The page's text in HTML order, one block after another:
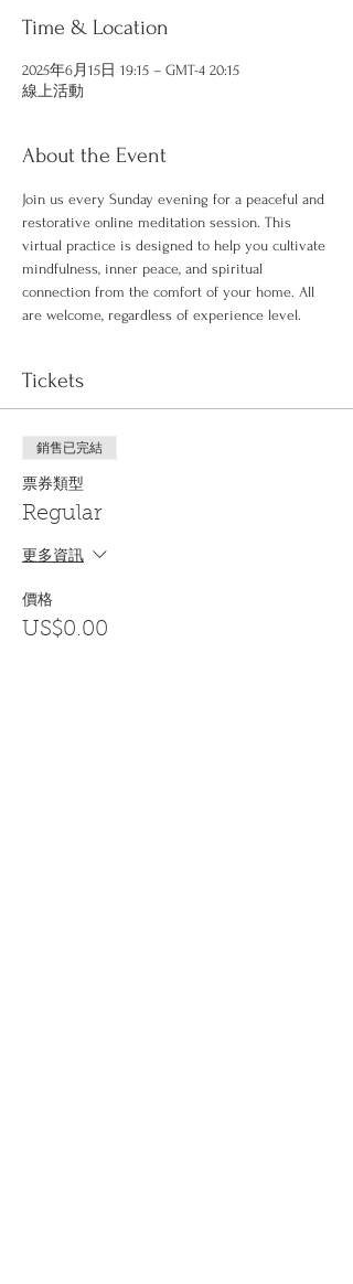
Time & Location
2025年6月15日 19:15 – GMT-4 20:15
線上活動
About the Event
Join us every Sunday evening for a peaceful and
restorative online meditation session. This
virtual practice is designed to help you cultivate
mindfulness, inner peace, and spiritual
connection from the comfort of your home. All
are welcome, regardless of experience level.
Tickets
銷售已完結
票券類型
Regular
更多資訊
價格
US$0.00